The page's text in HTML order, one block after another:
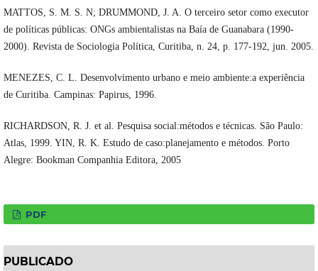
MATTOS, S. M. S. N; DRUMMOND, J. A. O terceiro setor como executor
de políticas públicas: ONGs ambientalistas na Baía de Guanabara (1990-
2000). Revista de Sociologia Política, Curitiba, n. 24, p. 177-192, jun. 2005.
MENEZES, C. L. Desenvolvimento urbano e meio ambiente:a experiência
de Curitiba. Campinas: Papirus, 1996.
RICHARDSON, R. J. et al. Pesquisa social:métodos e técnicas. São Paulo:
Atlas, 1999. YIN, R. K. Estudo de caso:planejamento e métodos. Porto
Alegre: Bookman Companhia Editora, 2005
PDF
PUBLICADO